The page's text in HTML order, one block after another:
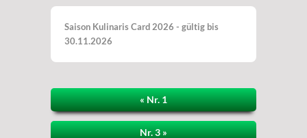
Saison Kulinaris Card 2026 - gültig bis
30.11.2026
« Nr. 1
Nr. 3 »